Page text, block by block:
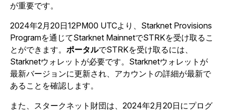
が重要です。
2024年2月20日12PM00 UTCより、Starknet Provisions
Programを通じてStarknet MainnetでSTRKを受け取るこ
とができます。 ポータルでSTRKを受け取るには、
Starknetウォレットが必要です。Starknetウォレットが
最新バージョンに更新され、アカウントの詳細が最新で
あることを確認します。
また、スタークネット財団は、2024年2月20日にプログ